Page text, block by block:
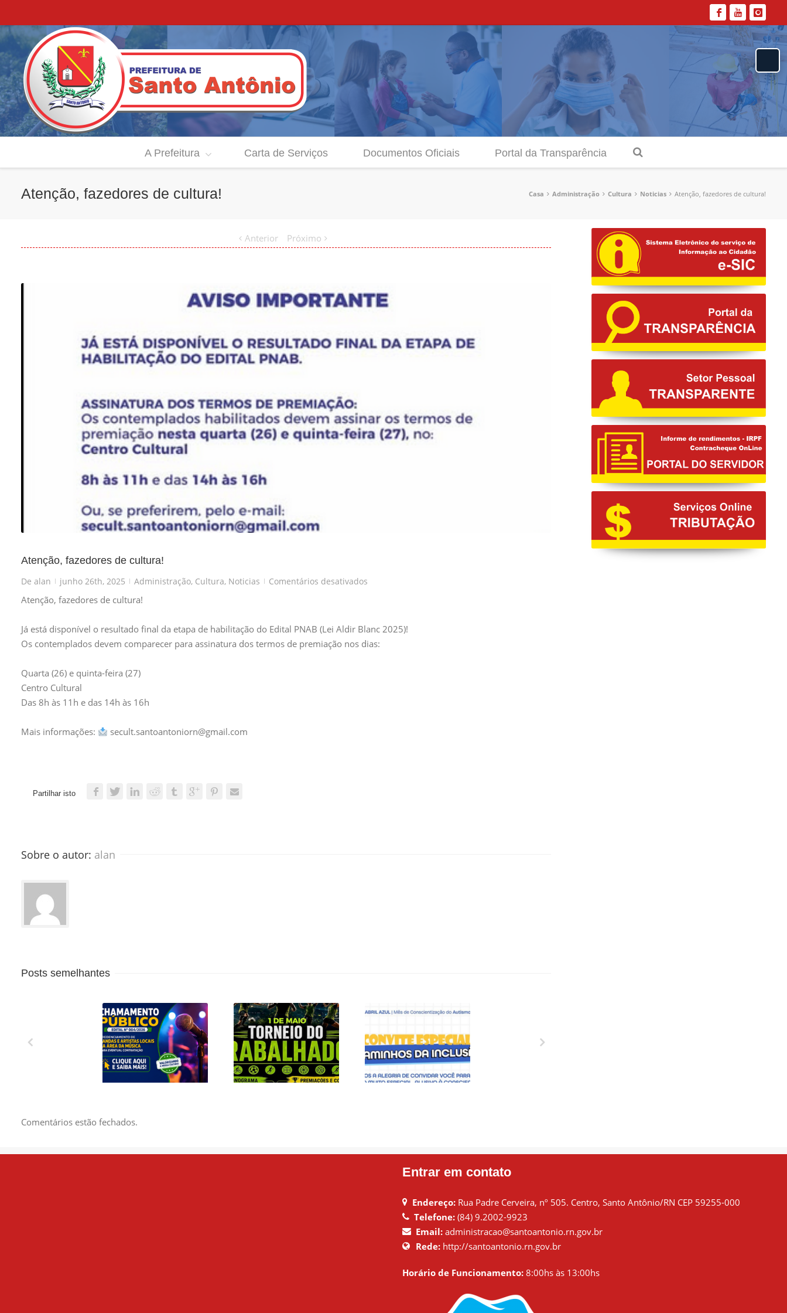
A Prefeitura Carta de Serviços Documentos Oficiais Portal da Transparência
Atenção, fazedores de cultura! Casa Administração Cultura Noticias Atenção, fazedores de cultura!
Anterior Próximo
Atenção, fazedores de cultura!
De alan | junho 26th, 2025 | Administração, Cultura, Noticias | Comentários desativados
cultura!
Atenção, fazedores de cultura!
Já está disponível o resultado final da etapa de habilitação do Edital PNAB (Lei Aldir Blanc 2025)!
Os contemplados devem comparecer para assinatura dos termos de premiação nos dias:
Quarta (26) e quinta-feira (27)
Centro Cultural
Das 8h às 11h e das 14h às 16h
Mais informações: secult.santoantoniorn@gmail.com
Partilhar isto
Sobre o autor: alan
Posts semelhantes
CREDENCIAMENTO
MÚSICA PARA
1º DE MAIO É DIA DE
CONVITE ESPECIAL
Comentários estão fechados.
Entrar em contato
Endereço: Rua Padre Cerveira, nº 505. Centro, Santo Antônio/RN CEP 59255-000
Telefone: (84) 9.2002-9923
Email: administracao@santoantonio.rn.gov.br
Rede: http://santoantonio.rn.gov.br
Horário de Funcionamento: 8:00hs às 13:00hs